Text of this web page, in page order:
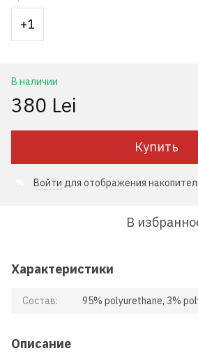
+1
В наличии
380 Lei
Купить
Войти для отображения
В
Характеристики
Состав: 95% polyurethane, 3%
Описание